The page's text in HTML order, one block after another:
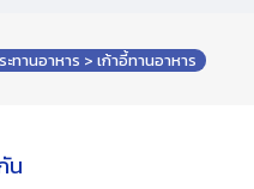
ทานอาหาร > เก้าอี้ทานอาหาร
น